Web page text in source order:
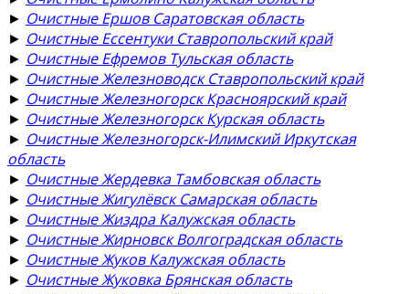
► Очистные Ершов Саратовская область
► Очистные Ессентуки Ставропольский край
► Очистные Ефремов Тульская область
► Очистные Железноводск Ставропольский край
► Очистные Железногорск Красноярский край
► Очистные Железногорск Курская область
► Очистные Железногорск-Илимский Иркутская
область
► Очистные Жердевка Тамбовская область
► Очистные Жигулёвск Самарская область
► Очистные Жиздра Калужская область
► Очистные Жирновск Волгоградская область
► Очистные Жуков Калужская область
► Очистные Жуковка Брянская область